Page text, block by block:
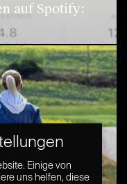
auf Spotify:
Einige von
uns helfen, diese